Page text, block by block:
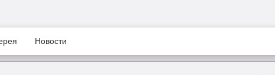
Новости